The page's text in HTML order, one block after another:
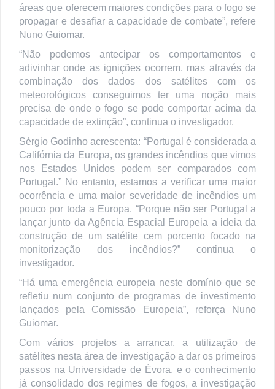
áreas que oferecem maiores condições para o fogo se
propagar e desafiar a capacidade de combate”, refere
Nuno Guiomar.
“Não podemos antecipar os comportamentos e
adivinhar onde as ignições ocorrem, mas através da
combinação dos dados dos satélites com os
meteorológicos conseguimos ter uma noção mais
precisa de onde o fogo se pode comportar acima da
capacidade de extinção”, continua o investigador.
Sérgio Godinho acrescenta: “Portugal é considerada a
Califórnia da Europa, os grandes incêndios que vimos
nos Estados Unidos podem ser comparados com
Portugal.” No entanto, estamos a verificar uma maior
ocorrência e uma maior severidade de incêndios um
pouco por toda a Europa. “Porque não ser Portugal a
lançar junto da Agência Espacial Europeia a ideia da
construção de um satélite cem porcento focado na
monitorização dos incêndios?” continua o
investigador.
“Há uma emergência europeia neste domínio que se
refletiu num conjunto de programas de investimento
lançados pela Comissão Europeia”, reforça Nuno
Guiomar.
Com vários projetos a arrancar, a utilização de
satélites nesta área de investigação a dar os primeiros
passos na Universidade de Évora, e o conhecimento
já consolidado dos regimes de fogos, a investigação